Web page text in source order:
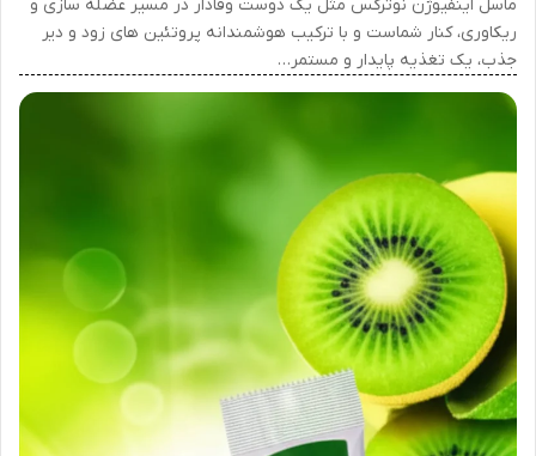
ماسل اینفیوژن نوترکس مثل یک دوست وفادار در مسیر عضله سازی و
ریکاوری، کنار شماست و با ترکیب هوشمندانه پروتئین های زود و دیر
جذب، یک تغذیه پایدار و مستمر…